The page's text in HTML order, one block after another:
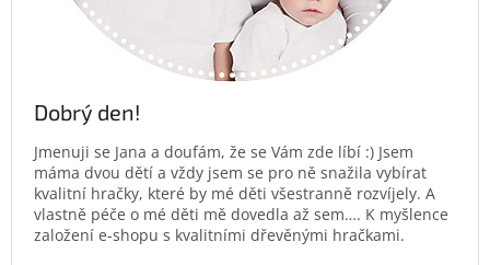
Dobrý den!
Jmenuji se Jana a doufám, že se Vám zde líbí :) Jsem
máma dvou dětí a vždy jsem se pro ně snažila vybírat
kvalitní hračky, které by mé děti všestranně rozvíjely. A
vlastně péče o mé děti mě dovedla až sem…. K myšlence
založení e-shopu s kvalitními dřevěnými hračkami.